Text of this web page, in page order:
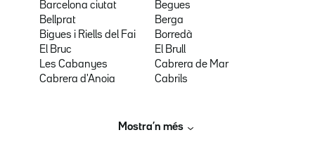
Barcelona ciutat
Begues
Bellprat
Berga
Bigues i Riells del Fai
Borredà
El Bruc
El Brull
Les Cabanyes
Cabrera de Mar
Cabrera d'Anoia
Cabrils
Mostra’n més